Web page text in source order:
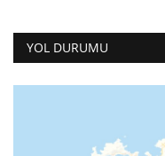
YOL DURUMU